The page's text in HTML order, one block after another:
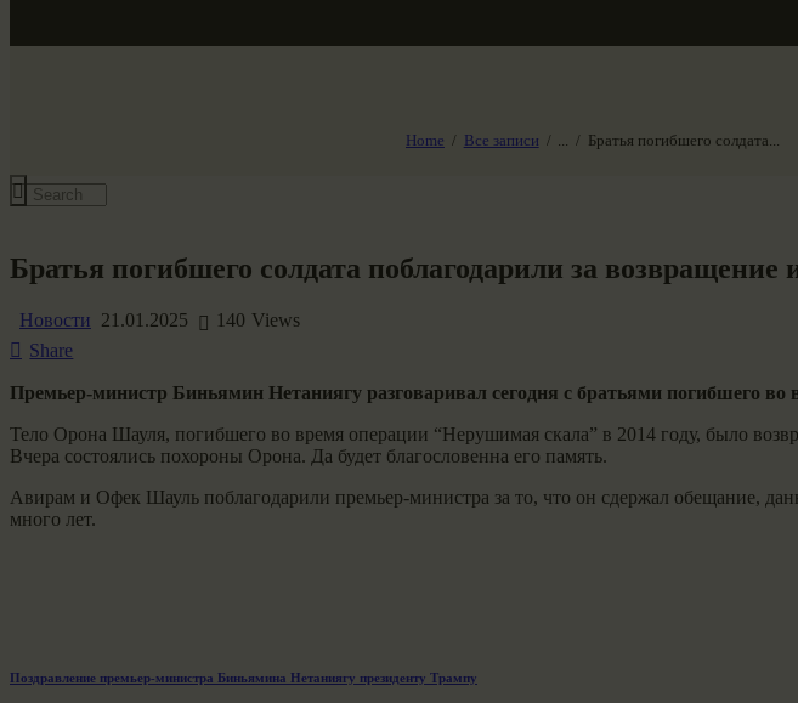
Home Все записи ... Братья погибшего солдата...
Братья погибшего солдата поблагодарили за возвращение
Новости 21.01.2025 140 Views
Share
Премьер-министр Биньямин Нетаниягу разговаривал сегодня с братьями
Тело Орона Шауля, погибшего во время операции “Нерушимая скала” в 2014 году, было
Вчера состоялись похороны Орона. Да будет благословенна его память.
Авирам и Офек Шауль поблагодарили премьер-министра за то, что он сдержал обещание,
много лет.
Навигация
Previous
Поздравление премьер-министра Биньямина Нетаниягу президенту Трампу